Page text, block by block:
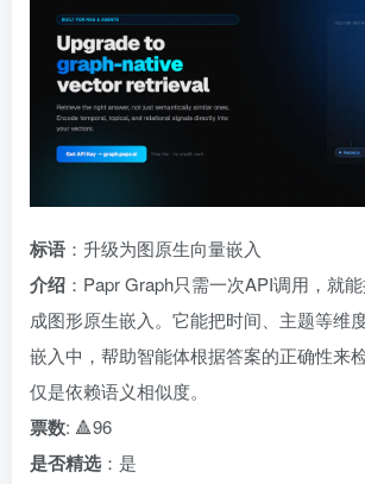
标语 ：升级为图原生向量嵌入
介绍 ：Papr Graph只需一次API调用，就
成图形原生嵌入。它能把时间、主题等维
嵌入中，帮助智能体根据答案的正确性来
仅是依赖语义相似度。
票数: 🔺96
是否精选 ：是